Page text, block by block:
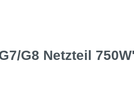
G8 Netzteil